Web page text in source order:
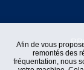
Afin de vous
remontés des
fréquentation, nous